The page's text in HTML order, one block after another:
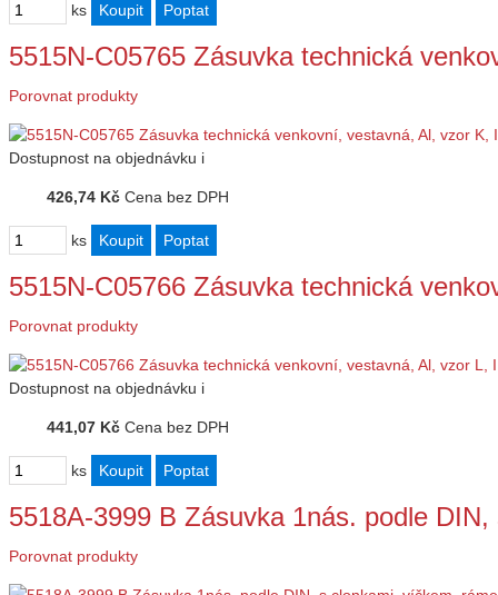
ks
5515N-C05765 Zásuvka technická
Porovnat produkty
Dostupnost na objednávku i
426,74 Kč Cena bez DPH
ks
5515N-C05766 Zásuvka technická
Porovnat produkty
Dostupnost na objednávku i
441,07 Kč Cena bez DPH
ks
5518A-3999 B Zásuvka 1nás. podle
Porovnat produkty